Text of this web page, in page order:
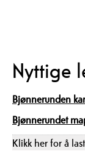
Nyttige
Bjønnerunden
Bjønnerundet
Klikk her for å